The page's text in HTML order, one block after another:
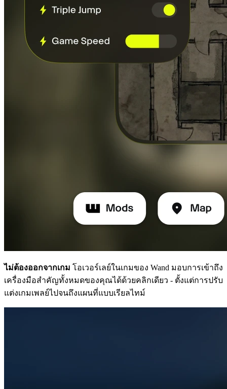
ไม่ต้องออกจากเกม โอเวอร์เลย์ในเกมของ Wand มอบการเข้าถึง
เครื่องมือสำคัญทั้งหมดของคุณได้ด้วยคลิกเดียว - ตั้งแต่การปรับ
แต่งเกมเพลย์ไปจนถึงแผนที่แบบเรียลไทม์